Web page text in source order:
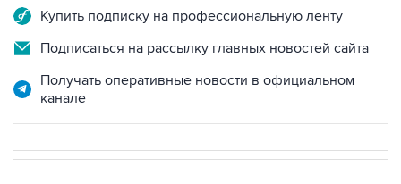
Купить подписку на профессиональную ленту
Подписаться на рассылку главных новостей сайта
Получать оперативные новости в официальном
канале